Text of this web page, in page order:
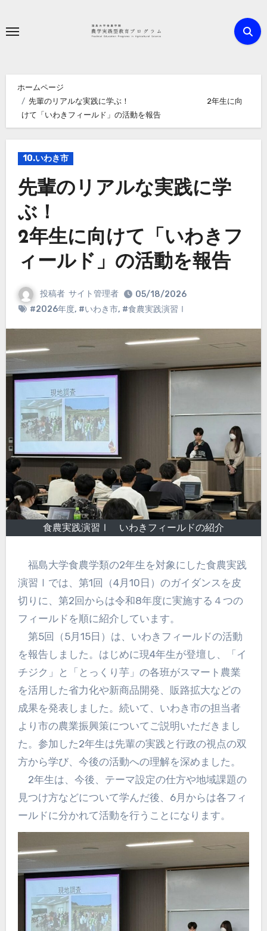
ホームページ
先輩のリアルな実践に学ぶ！ 2年生に向
けて「いわきフィールド」の活動を報告
10.いわき市
先輩のリアルな実践に学
ぶ！
2年生に向けて「いわきフ
ィールド」の活動を報告
投稿者 サイト管理者
05/18/2026
#2026年度, #いわき市, #食農実践演習Ⅰ
食農実践演習Ⅰ いわきフィールドの紹介
福島大学食農学類の2年生を対象にした食農実践
演習Ⅰでは、第1回（4月10日）のガイダンスを皮
切りに、第2回からは令和8年度に実施する４つの
フィールドを順に紹介しています。
第5回（5月15日）は、いわきフィールドの活動
を報告しました。はじめに現4年生が登壇し、「イ
チジク」と「とっくり芋」の各班がスマート農業
を活用した省力化や新商品開発、販路拡大などの
成果を発表しました。続いて、いわき市の担当者
より市の農業振興策についてご説明いただきまし
た。参加した2年生は先輩の実践と行政の視点の双
方から学び、今後の活動への理解を深めました。
2年生は、今後、テーマ設定の仕方や地域課題の
見つけ方などについて学んだ後、6月からは各フィ
ールドに分かれて活動を行うことになります。